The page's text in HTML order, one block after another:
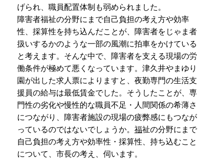
げられ、職員配置体制も弱められました。
障害者福祉の分野にまで自己負担の考え方や効率
性、採算性を持ち込んだことが、障害者をじゃま者
扱いするかのような一部の風潮に拍車をかけている
と考えます。そんな中で、障害者を支える現場の労
働条件が極めて悪くなっています。津久井やまゆり
園が出した求人票によりますと、夜勤専門の生活支
援員の給与は最低賃金でした。そうしたことが、専
門性の劣化や慢性的な職員不足・人間関係の希薄さ
につながり、障害者施設の現場の疲弊感にもつなが
っているのではないでしょうか。 福祉の分野にまで
自己負担の考え方や効率性・採算性、持ち込むこと
について、市長の考え、伺います。